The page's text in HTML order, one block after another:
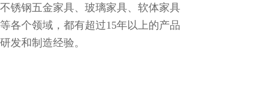
不锈钢五金家具、玻璃家具、软体家具
等各个领域，都有超过15年以上的产品
研发和制造经验。